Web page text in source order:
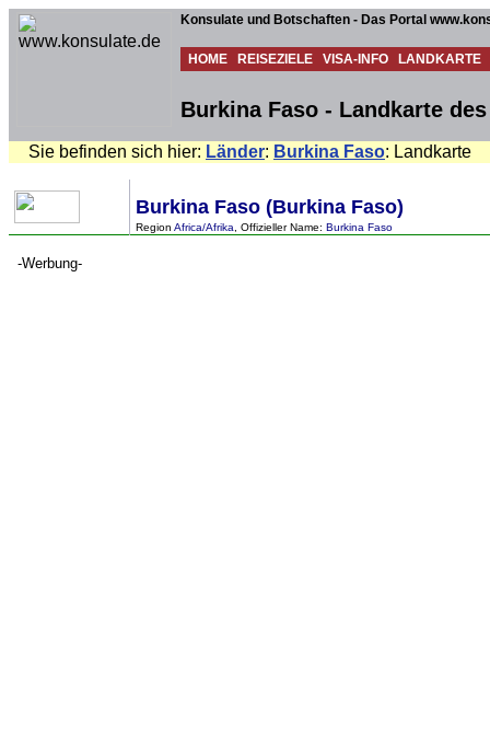
Konsulate und Botschaften - Das Portal
HOME REISEZIELE VISA-INFO LANDKARTE
Burkina Faso - Landkarte
Sie befinden sich hier: Länder: Burkina Faso: Landkarte
Burkina Faso (Burkina Faso)
Region Africa/Afrika , Offizieller Name: Burkina Faso
-Werbung-